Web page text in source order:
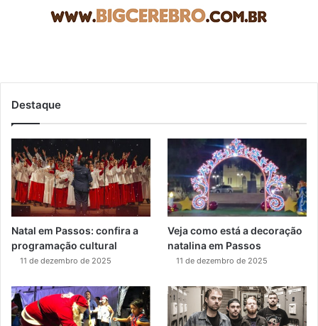
Destaque
Natal em Passos: confira a
programação cultural
11 de dezembro de 2025
Veja como está a decoração
natalina em Passos
11 de dezembro de 2025